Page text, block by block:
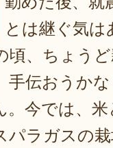
とは継ぐ気
頃、ちょう
手伝おうか
。今では、
パラガスの